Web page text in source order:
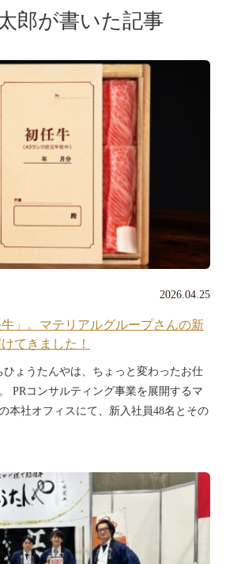
郎が書いた記事
2026.04.25
」。マテリアルグループさんの新
てきました！
ひょうたんやは、ちょっと変わったお仕
PRコンサルティング事業を展開するマ
本社オフィスにて、新入社員48名とその